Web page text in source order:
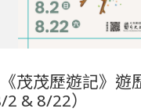
茂茂歷遊記》遊
2 & 8/22）